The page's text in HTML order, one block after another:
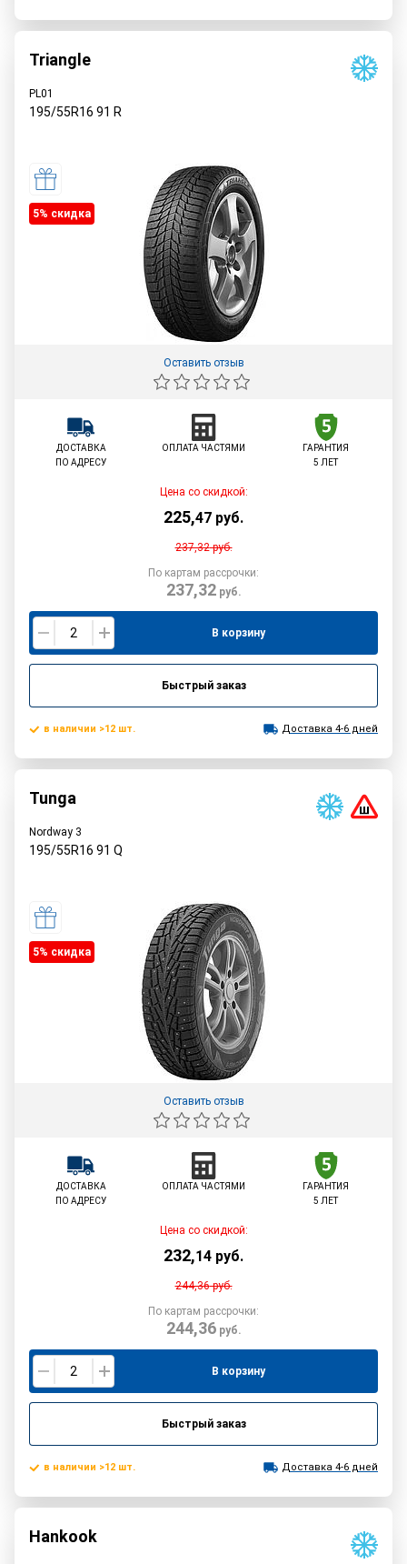
Triangle
PL01
195/55R16 91 R
5% cкидка
Оставить отзыв
ДОСТАВКА
ПО АДРЕСУ
ОПЛАТА ЧАСТЯМИ
ГАРАНТИЯ
5 ЛЕТ
Цена со скидкой:
225,47 руб.
237,32руб.
По картам рассрочки:
237,32руб.
В корзину
Быстрый заказ
в наличии >12 шт. Доставка 4-6 дней
Tunga
Nordway 3
195/55R16 91 Q
5% cкидка
Оставить отзыв
ДОСТАВКА
ПО АДРЕСУ
ОПЛАТА ЧАСТЯМИ
ГАРАНТИЯ
5 ЛЕТ
Цена со скидкой:
232,14 руб.
244,36руб.
По картам рассрочки:
244,36руб.
В корзину
Быстрый заказ
в наличии >12 шт. Доставка 4-6 дней
Hankook